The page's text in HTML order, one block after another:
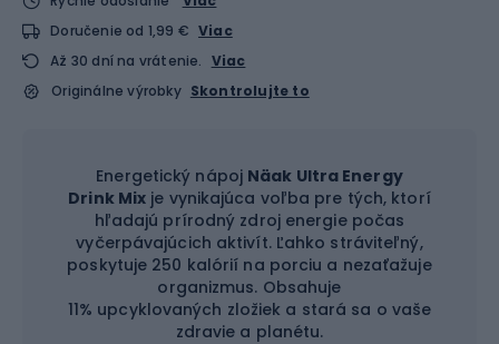
Doručenie od 1,99 € Viac
Až 30 dní na vrátenie. Viac
Originálne výrobky Skontrolujte to
Energetický nápoj Näak Ultra Energy
Drink Mix je vynikajúca voľba pre tých, ktorí
hľadajú prírodný zdroj energie počas
vyčerpávajúcich aktivít. Ľahko stráviteľný,
poskytuje 250 kalórií na porciu a nezaťažuje
organizmus. Obsahuje
11% upcyklovaných zložiek a stará sa o vaše
zdravie a planétu.